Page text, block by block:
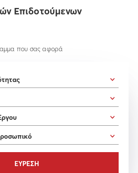
Επιδοτούμενων
που σας αφορά